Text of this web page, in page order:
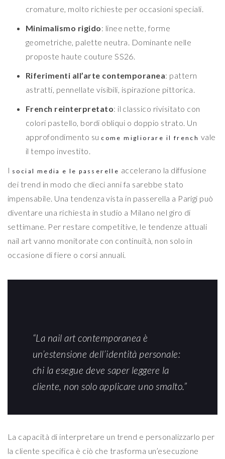
cromature, molto richieste per occasioni speciali.
Minimalismo rigido: linee nette, forme
geometriche, palette neutra. Dominante nelle
proposte haute couture SS26.
Riferimenti all’arte contemporanea: pattern
astratti, pennellate visibili, ispirazione pittorica.
French reinterpretato: il classico rivisitato con
colori pastello, bordi obliqui o doppio strato. Un
approfondimento su come migliorare il french vale
il tempo investito.
I social media e le passerelle accelerano la diffusione
dei trend in modo che dieci anni fa sarebbe stato
impensabile. Una tendenza vista in passerella a Parigi può
diventare una richiesta in studio a Milano nel giro di
settimane. Per restare competitive, le tendenze attuali
nail art vanno monitorate con continuità, non solo in
occasione di fiere o corsi annuali.
“La nail art contemporanea è
un’estensione dell’identità personale:
chi la esegue deve saper leggere la
cliente, non solo applicare uno smalto.”
La capacità di interpretare un trend e personalizzarlo per
la cliente specifica è ciò che trasforma un’esecuzione